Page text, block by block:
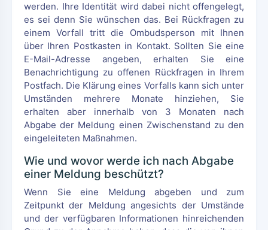
werden. Ihre Identität wird dabei nicht offengelegt,
es sei denn Sie wünschen das. Bei Rückfragen zu
einem Vorfall tritt die Ombudsperson mit Ihnen
über Ihren Postkasten in Kontakt. Sollten Sie eine
E-Mail-Adresse angeben, erhalten Sie eine
Benachrichtigung zu offenen Rückfragen in Ihrem
Postfach. Die Klärung eines Vorfalls kann sich unter
Umständen mehrere Monate hinziehen, Sie
erhalten aber innerhalb von 3 Monaten nach
Abgabe der Meldung einen Zwischenstand zu den
eingeleiteten Maßnahmen.
Wie und wovor werde ich nach Abgabe
einer Meldung beschützt?
Wenn Sie eine Meldung abgeben und zum
Zeitpunkt der Meldung angesichts der Umstände
und der verfügbaren Informationen hinreichenden